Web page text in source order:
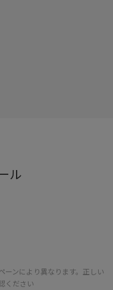
ル
ンにより異なります。正しい
ください